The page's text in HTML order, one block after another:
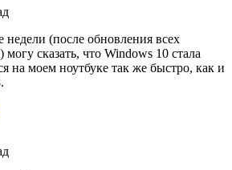
недели (после обновления всех
могу сказать, что Windows 10 стала
на моем ноутбуке так же быстро, как и